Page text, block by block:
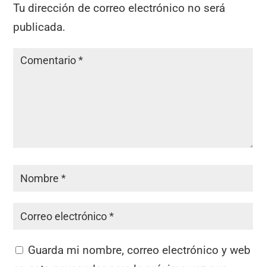
Tu dirección de correo electrónico no será
publicada.
Guarda mi nombre, correo electrónico y web